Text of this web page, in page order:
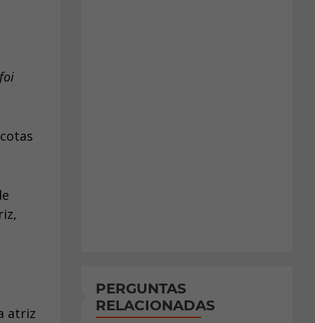
atriz
PERGUNTAS
RELACIONADAS